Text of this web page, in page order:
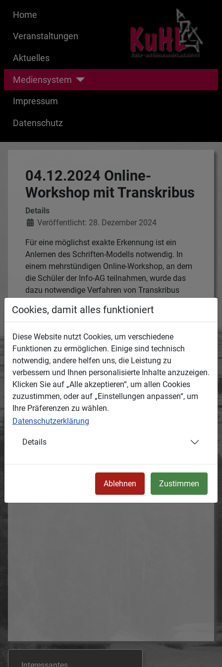
Home
Veranstaltungen
Aktuelles
Mediensystem
Impressum
Datenschutz
Interessantes
04.12.2024 Online-
Workshop mit Transkribus
Details
Veröffentlicht: 28. Dezember 2024
Für eine möglichst exakte Erkennung ist ein
Anlernen des Schriften-Modells notwendig. In
einem mehrstündigen Online-Workshop, an dem
die Schüler der Info-AG teilnahmen, wurde das
dazu notwendige Verfahren von Transkribus
Cookies, damit alles funktioniert
Diese Website nutzt Cookies, um verschiedene
Funktionen zu ermöglichen. Einige sind technisch
notwendig, andere helfen uns, die Leistung zu
verbessern und Ihnen personalisierte Inhalte anzuzeigen.
Klicken Sie auf „Alle akzeptieren“, um allen Cookies
zuzustimmen, oder auf „Einstellungen anpassen“, um
Ihre Präferenzen zu wählen.
Datenschutzerklärung
Details
Ablehnen Zustimmen